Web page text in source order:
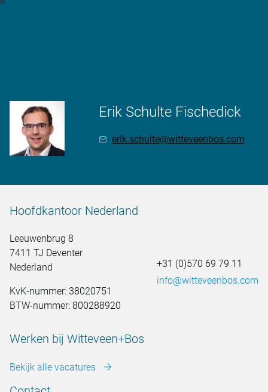
Erik Schulte Fischedick
erik.schulte@witteveenbos.com
Hoofdkantoor Nederland
Leeuwenbrug 8
7411 TJ Deventer
Nederland
KvK-nummer: 38020751
BTW-nummer: 800288920
+31 (0)570 69 79 11
info@witteveenbos.com
Werken bij Witteveen+Bos
Bekijk alle vacatures